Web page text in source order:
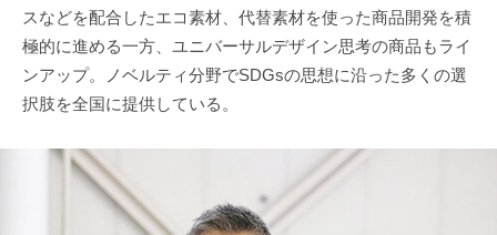
スなどを配合したエコ素材、代替素材を使った商品開発を積
極的に進める一方、ユニバーサルデザイン思考の商品もライ
ンアップ。ノベルティ分野でSDGsの思想に沿った多くの選
択肢を全国に提供している。